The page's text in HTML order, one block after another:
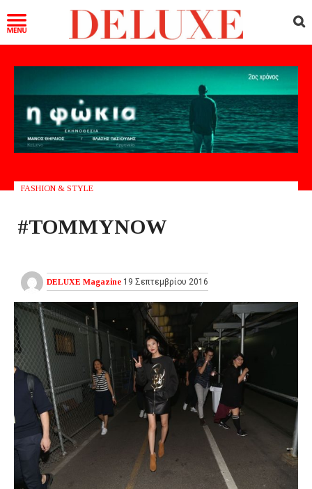
FASHION & STYLE
#TOMMYNOW
DELUXE Magazine 19 Σεπτεμβρίου 2016